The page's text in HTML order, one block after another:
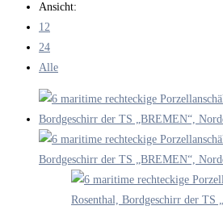
Ansicht:
12
24
Alle